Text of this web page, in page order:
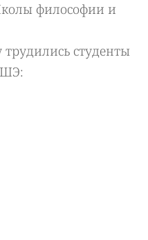
философии и
студенты